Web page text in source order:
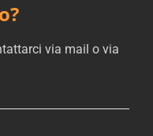
via mail o via